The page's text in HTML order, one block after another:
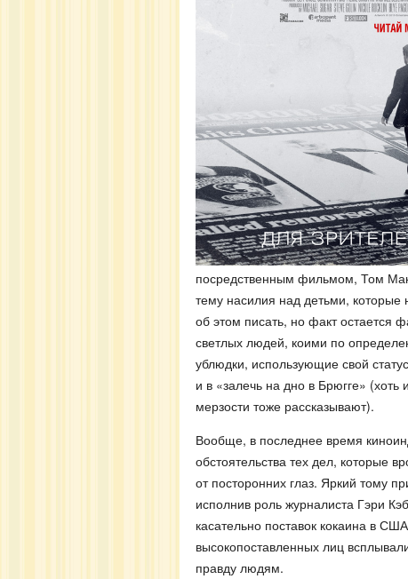
посредственным фильмом, Том
тему насилия над детьми,
об этом писать, но факт остается
светлых людей, коими по
ублюдки, использующие свой
и в «залечь на дно в Брюгге»
мерзости тоже рассказывают).
Вообще, в последнее время
обстоятельства тех дел, которые
от посторонних глаз. Яркий тому
исполнив роль журналиста Гэри
касательно поставок кокаина в
высокопоставленных лиц
правду людям.